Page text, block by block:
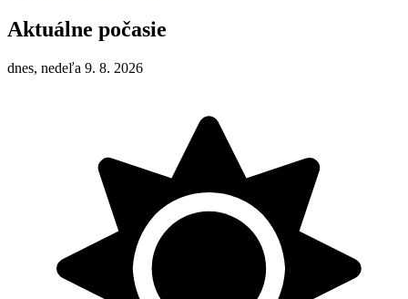
Aktuálne počasie
dnes, nedeľa 9. 8. 2026